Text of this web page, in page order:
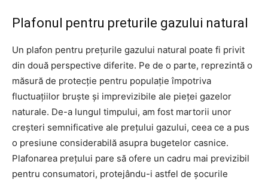
Plafonul pentru preturile gazului natural
Un plafon pentru prețurile gazului natural poate fi privit
din două perspective diferite. Pe de o parte, reprezintă o
măsură de protecție pentru populație împotriva
fluctuațiilor bruște și imprevizibile ale pieței gazelor
naturale. De-a lungul timpului, am fost martorii unor
creșteri semnificative ale prețului gazului, ceea ce a pus
o presiune considerabilă asupra bugetelor casnice.
Plafonarea prețului pare să ofere un cadru mai previzibil
pentru consumatori, protejându-i astfel de șocurile